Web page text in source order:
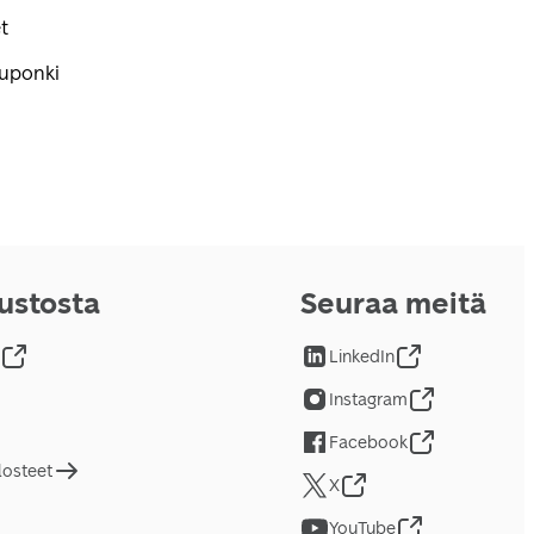
Seuraa meitä
LinkedIn
Instagram
Facebook
X
YouTube